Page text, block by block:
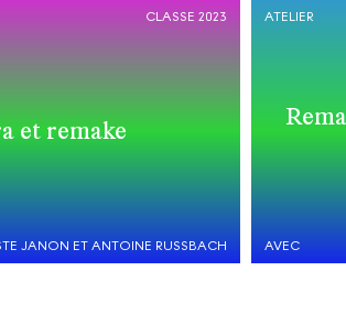
et remake
CLASSE 2023
JANON ET ANTOINE RUSSBACH
ATELIER
AVEC